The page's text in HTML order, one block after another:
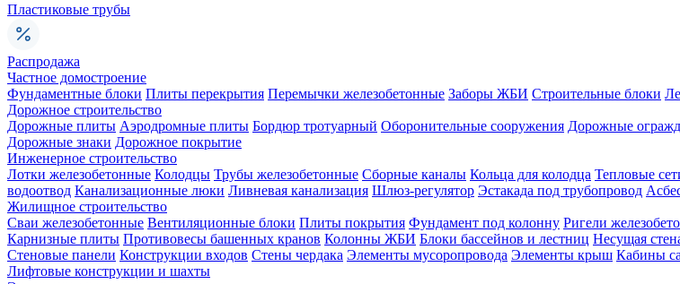
Пластиковые трубы
Распродажа
Частное домостроение
Фундаментные блоки Плиты перекрытия Перемычки железобетонные Заборы ЖБИ Строительные блоки
Дорожное строительство
Дорожные плиты Аэродромные плиты Бордюр тротуарный Оборонительные сооружения Дорожные
Дорожные знаки Дорожное покрытие
Инженерное строительство
Лотки железобетонные Колодцы Трубы железобетонные Сборные каналы Кольца для колодца Тепловые
водоотвод Канализационные люки Ливневая канализация Шлюз-регулятор Эстакада под трубопровод
Жилищное строительство
Сваи железобетонные Вентиляционные блоки Плиты покрытия Фундамент под колонну Ригели
Карнизные плиты Противовесы башенных кранов Колонны ЖБИ Блоки бассейнов и лестниц Несущая
Стеновые панели Конструкции входов Стены чердака Элементы мусоропровода Элементы крыш Кабины
Лифтовые конструкции и шахты